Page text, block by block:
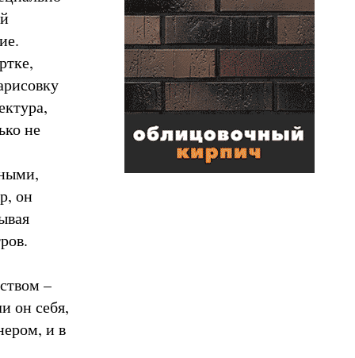
не
он
–
он себя,
и в